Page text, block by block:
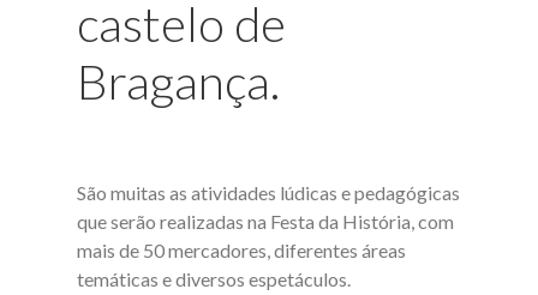
castelo de
Bragança.
São muitas as atividades lúdicas e pedagógicas
que serão realizadas na Festa da História, com
mais de 50 mercadores, diferentes áreas
temáticas e diversos espetáculos.